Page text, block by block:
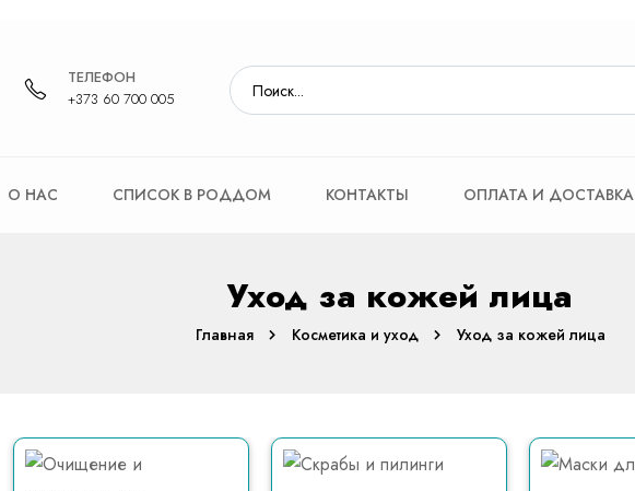
ТЕЛЕФОН
+373 60 700 005
О НАС СПИСОК В РОДДОМ КОНТАКТЫ ОПЛАТА И ДОСТАВКА
Уход за кожей лица
Главная Косметика и уход Уход за кожей лица